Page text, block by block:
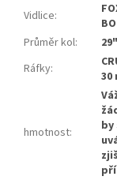
Vidlice:
Průměr kol:
29"
Ráfky:
30
hmotnost:
by